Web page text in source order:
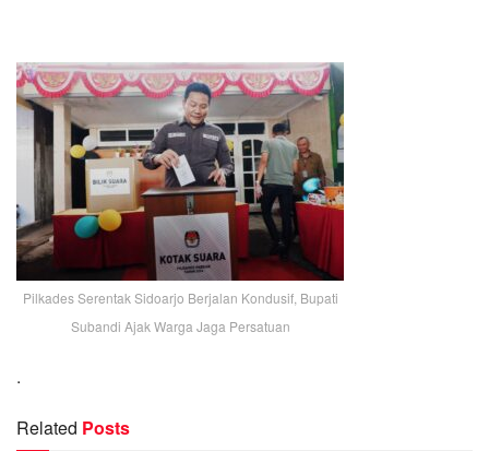
Pilkades Serentak Sidoarjo Berjalan Kondusif, Bupati
Subandi Ajak Warga Jaga Persatuan
.
Related Posts